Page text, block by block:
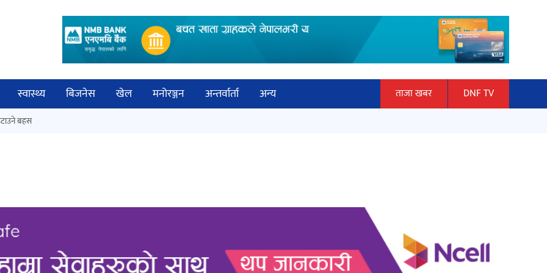
स्वास्थ्य बिजनेस खेल मनोरञ्जन अन्तर्वार्ता
अन्य
ताजा खबर DNF TV
मुक्तकसङ्ग्रह लोकार्पण
‘दुर्गा’ निर्माण गर्दै सम्राट
बहस